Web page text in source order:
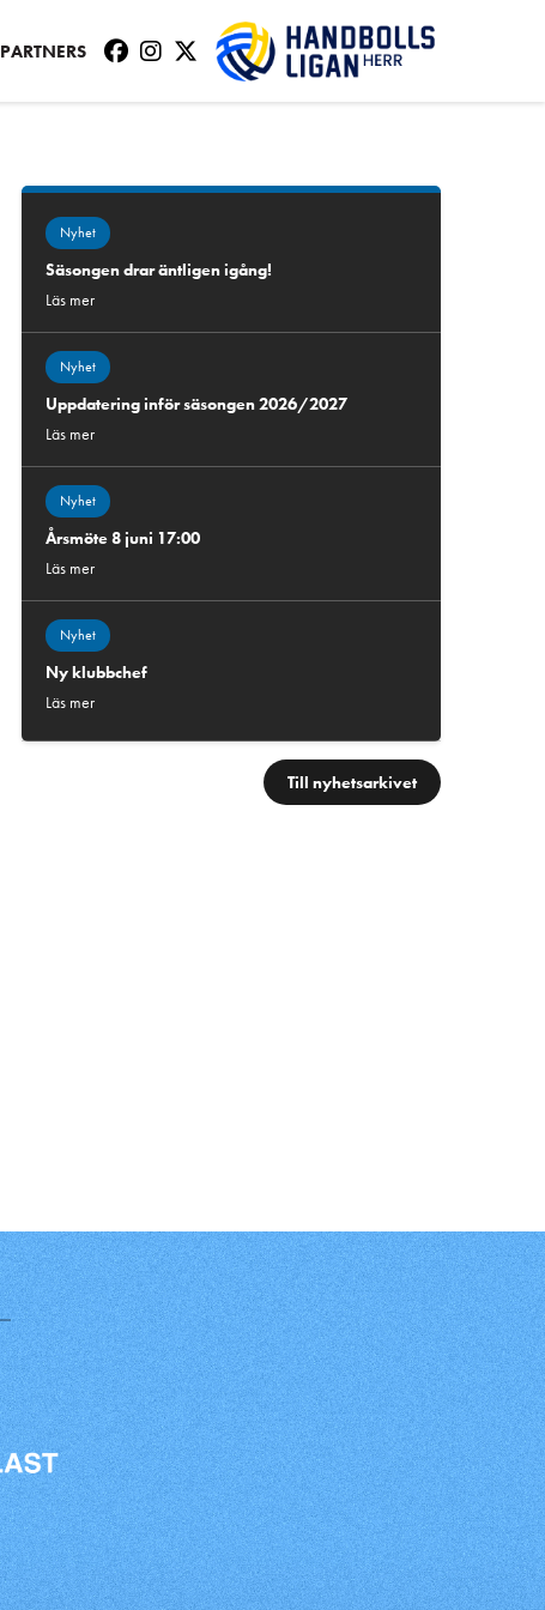
PARTNERS
Nyhet
Säsongen drar äntligen igång!
Läs mer
Nyhet
Uppdatering inför säsongen 2026/2027
Läs mer
Nyhet
Årsmöte 8 juni 17:00
Läs mer
Nyhet
Ny klubbchef
Läs mer
Till nyhetsarkivet